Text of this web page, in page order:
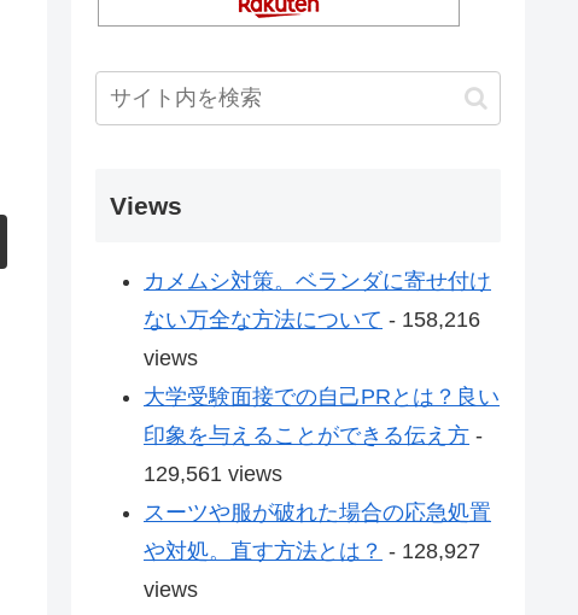
Views
カメムシ対策。ベランダに寄せ付け
ない万全な方法について - 158,216
views
大学受験面接での自己PRとは？良い
印象を与えることができる伝え方 -
129,561 views
スーツや服が破れた場合の応急処置
や対処。直す方法とは？ - 128,927
views